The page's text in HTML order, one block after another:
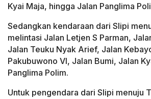
Kyai Maja, hingga Jalan Panglima
Sedangkan kendaraan dari Slipi
melintasi Jalan Letjen S Parman,
Jalan Teuku Nyak Arief, Jalan
Pakubuwono VI, Jalan Bumi, Jalan
Panglima Polim.
Untuk pengendara dari Slipi menuju